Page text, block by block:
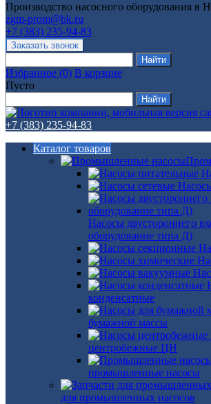
Производство насосного оборудования в
zgm-prom@bk.ru
+7 (383) 235-94-83
Избранное (0) В корзине
Пусто
+7 (383) 235-94-83
Каталог товаров
Насосы двустороннего
оборудование типа Д)
конденсатные
бумажной массы
центробежные ЦН
промышленные насосы
для промышленных насосов